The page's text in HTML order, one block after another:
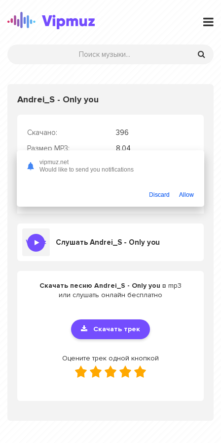
Andrei_S - Only you
Скачано:
396
Размер MP3:
8.04
Длительность MP3:
20.10.2025
Слушать Andrei_S - Only you
Скачать песню Andrei_S - Only you в mp3
или слушать онлайн бесплатно
Скачать трек
Оцените трек одной кнопкой
vipmuz.net
Would like to send you notifications
Discard Allow